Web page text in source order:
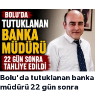
Bolu'da tutuklanan banka
müdürü 22 gün sonra